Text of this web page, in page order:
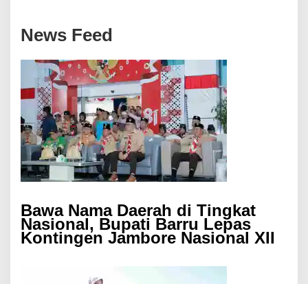
News Feed
Bawa Nama Daerah di Tingkat
Nasional, Bupati Barru Lepas
Kontingen Jambore Nasional XII